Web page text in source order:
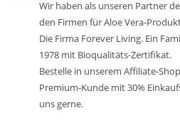
Wir haben als unseren Partner
den Firmen für Aloe Vera-
Die Firma Forever Living. Ein
1978 mit Bioqualitäts-Zertifikat.
Bestelle in unserem Affiliate-
Premium-Kunde mit 30%
uns gerne.